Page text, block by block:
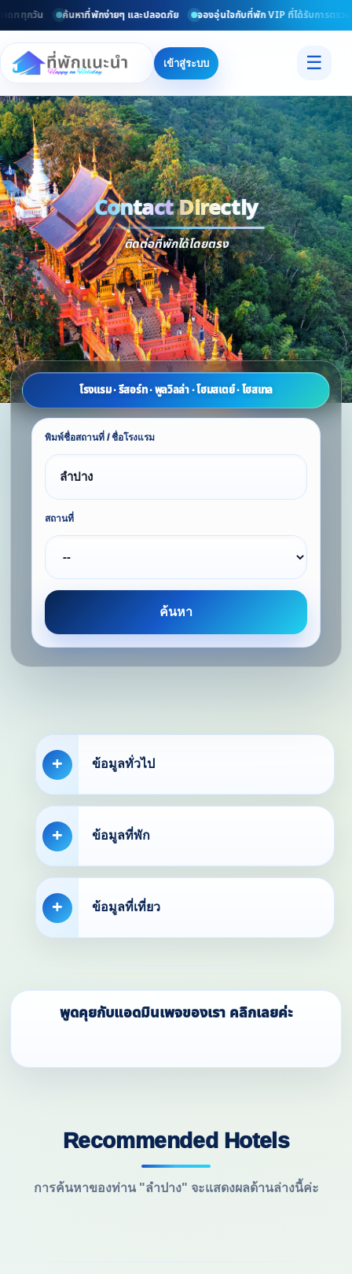
ดททุกวัน ค้นหาที่พักง่ายๆ และปลอดภัย จองอุ่นใจกับที่พัก VIP ที่ได้รับการตรวจ
เข้าสู่ระบบ ☰
Contact Directly
Contact
ติดต่อที่พักได้โดยตรง
โรงแรม · รีสอร์ท · พูลวิลล่า · โฮมสเตย์ · โฮสเทล
พิมพ์ชื่อสถานที่ / ชื่อโรงแรม
สถานที่
ค้นหา
ข้อมูลทั่วไป
ข้อมูลที่พัก
ข้อมูลที่เที่ยว
พูดคุยกับแอดมินเพจของเรา คลิกเลยค่ะ
Recommended Hotels
การค้นหาของท่าน "ลำปาง" จะแสดงผลด้านล่างนี้ค่ะ